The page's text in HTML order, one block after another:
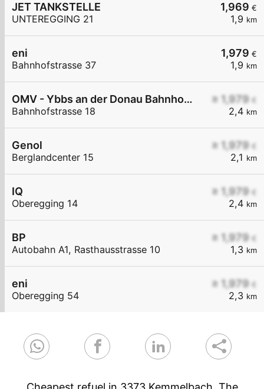
1,969 €
1,9 km
JET TANKSTELLE
UNTEREGGING 21
1,979 €
1,9 km
eni
Bahnhofstrasse 37
≥ 1,979 €
2,4 km
OMV - Ybbs an der Donau Bahnhofstraße 18
Bahnhofstrasse 18
≥ 1,979 €
2,1 km
Genol
Berglandcenter 15
≥ 1,979 €
2,4 km
IQ
Oberegging 14
≥ 1,979 €
1,3 km
BP
Autobahn A1, Rasthausstrasse 10
≥ 1,979 €
2,3 km
eni
Oberegging 54